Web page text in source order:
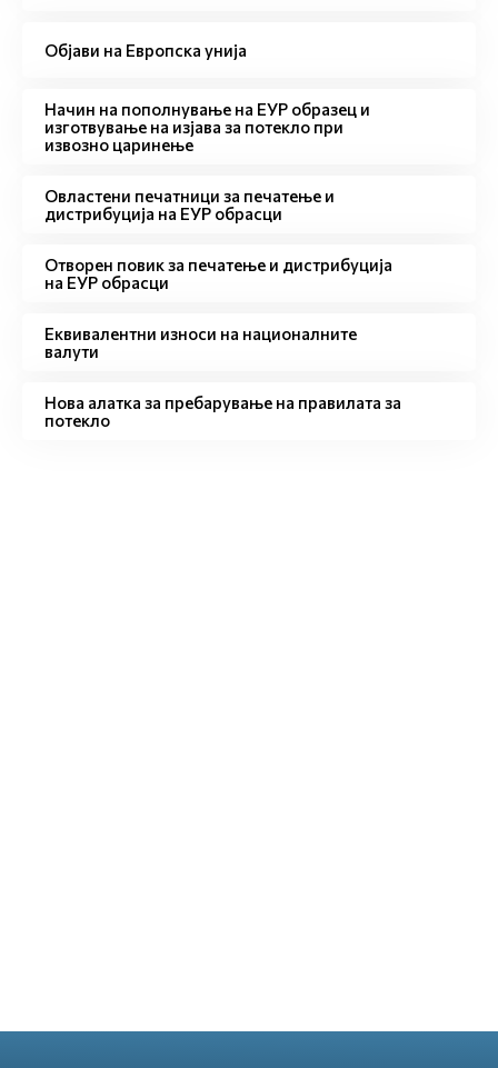
Објави на Европска унија
Начин на пополнување на ЕУР образец и
изготвување на изјава за потекло при
извозно царинење
Овластени печатници за печатење и
дистрибуција на ЕУР обрасци
Отворен повик за печатење и дистрибуција
на ЕУР обрасци
Eквивалентни износи на националните
валути
Нова алатка за пребарување на правилата за
потекло